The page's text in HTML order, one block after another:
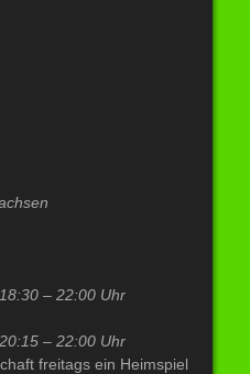
18:30 – 22:00 Uhr
– 22:00 Uhr
freitags ein Heimspiel